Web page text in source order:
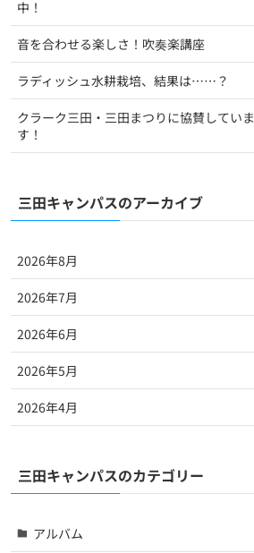
中！
音を合わせる楽しさ！吹奏楽講座
ラディッシュ水耕栽培、結果は……？
クラーク三田・三田まつりに協賛していま
す！
三田キャンパスのアーカイブ
2026年8月
2026年7月
2026年6月
2026年5月
2026年4月
三田キャンパスのカテゴリー
アルバム